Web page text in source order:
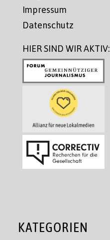
Impressum
Datenschutz
HIER SIND WIR AKTIV:
KATEGORIEN